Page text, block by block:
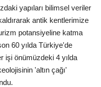
yapıları bilimsel veriler
antik kentlerimize
potansiyeline katma
60 yılda Türkiye'de
işi önümüzdeki 4 yılda
'altın çağı'